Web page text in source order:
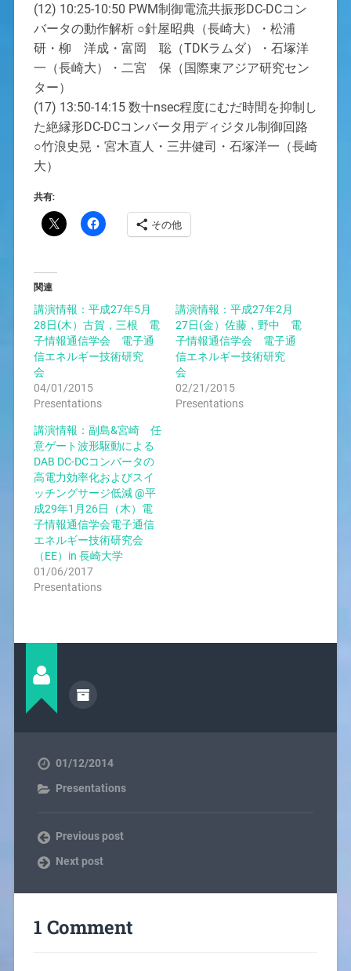
(12) 10:25-10:50 PWM制御電流共振形DC-DCコン
バータの動作解析 ○針屋昭典（長崎大）・松浦
研・柳 洋成・富岡 聡（TDKラムダ）・石塚洋
一（長崎大）・二宮 保（国際東アジア研究セン
ター）
(17) 13:50-14:15 数十nsec程度にむだ時間を抑制し
た絶縁形DC-DCコンバータ用ディジタル制御回路
○竹浪史晃・宮木直人・三井健司・石塚洋一（長崎
大）
共有:
その他
関連
講演情報：平成27年5月
28日(木）古賀，三根 電
子情報通信学会 電子通
信エネルギー技術研究
会
04/01/2015
Presentations
講演情報：平成27年2月
27日(金）佐藤，野中 電
子情報通信学会 電子通
信エネルギー技術研究
会
02/21/2015
Presentations
講演情報：副島&宮崎 任
意ゲート波形駆動による
DAB DC-DCコンバータの
高電力効率化およびスイ
ッチングサージ低減 @平
成29年1月26日（木）電
子情報通信学会電子通信
エネルギー技術研究会
（EE）in 長崎大学
01/06/2017
Presentations
01/12/2014
Presentations
Previous post
Next post
1 Comment